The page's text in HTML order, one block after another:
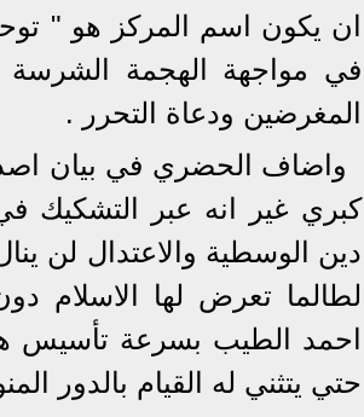
ان يكون اسم المركز هو "
في مواجهة الهجمة
المغرضين ودعاة التحرر .
واضاف الحضري في بيان
كبري غير انه عبر التشكيك
دين الوسطية والاعتدال لن
لطالما تعرض لها الاسلام
احمد الطيب بسرعة تأسيس
حتي يتثني له القيام بالدور